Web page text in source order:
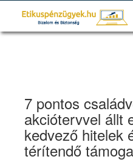
7 pontos
akciótervvel állt
kedvező hitelek
térítendő